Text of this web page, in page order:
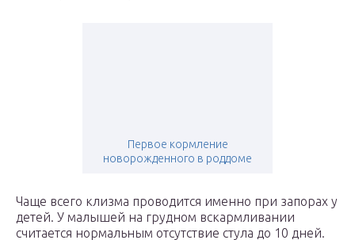
Первое кормление
новорожденного в роддоме
Чаще всего клизма проводится именно при запорах у
детей. У малышей на грудном вскармливании
считается нормальным отсутствие стула до 10 дней.